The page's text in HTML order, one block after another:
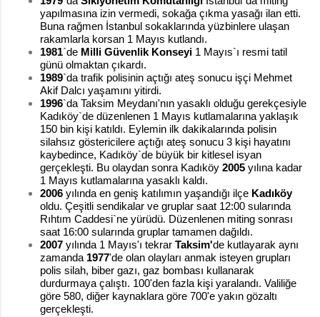
yapılmasına izin vermedi, sokağa çıkma yasağı ilan etti.
Buna rağmen İstanbul sokaklarında yüzbinlere ulaşan
rakamlarla korsan 1 Mayıs kutlandı.
1981`de Milli Güvenlik Konseyi 1 Mayıs`ı resmi tatil
günü olmaktan çıkardı.
1989`da trafik polisinin açtığı ateş sonucu işçi Mehmet
Akif Dalcı yaşamını yitirdi.
1996`da Taksim Meydanı'nın yasaklı olduğu gerekçesiyle
Kadıköy`de düzenlenen 1 Mayıs kutlamalarına yaklaşık
150 bin kişi katıldı. Eylemin ilk dakikalarında polisin
silahsız göstericilere açtığı ateş sonucu 3 kişi hayatını
kaybedince, Kadıköy`de büyük bir kitlesel isyan
gerçekleşti. Bu olaydan sonra Kadıköy 2005 yılına kadar
1 Mayıs kutlamalarına yasaklı kaldı.
2006 yılında en geniş katılımın yaşandığı ilçe Kadıköy
oldu. Çeşitli sendikalar ve gruplar saat 12:00 sularında
Rıhtım Caddesi`ne yürüdü. Düzenlenen miting sonrası
saat 16:00 sularında gruplar tamamen dağıldı.
2007 yılında 1 Mayıs'ı tekrar Taksim'de kutlayarak aynı
zamanda 1977'de olan olayları anmak isteyen grupları
polis silah, biber gazı, gaz bombası kullanarak
durdurmaya çalıştı. 100'den fazla kişi yaralandı. Valiliğe
göre 580, diğer kaynaklara göre 700'e yakın gözaltı
gerçekleşti.